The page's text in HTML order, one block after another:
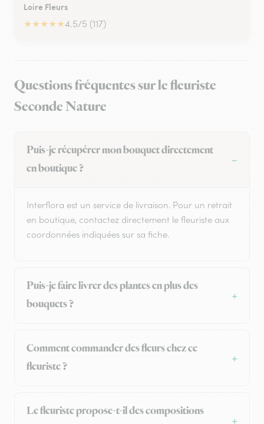
Loire Fleurs
★★★★★4.5/5 (117)
Questions fréquentes sur le fleuriste
Seconde Nature
Puis-je récupérer mon bouquet directement
en boutique ?
Interflora est un service de livraison. Pour un retrait
en boutique, contactez directement le fleuriste aux
coordonnées indiquées sur sa fiche.
Puis-je faire livrer des plantes en plus des
bouquets ?
Comment commander des fleurs chez ce
fleuriste ?
Le fleuriste propose-t-il des compositions